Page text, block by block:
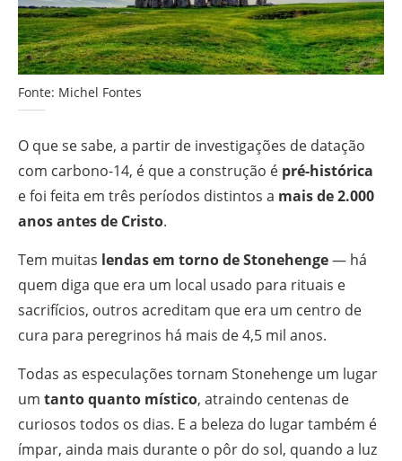
Fonte: Michel Fontes
O que se sabe, a partir de investigações de datação
com carbono-14, é que a construção é pré-histórica
e foi feita em três períodos distintos a mais de 2.000
anos antes de Cristo.
Tem muitas lendas em torno de Stonehenge— há
quem diga que era um local usado para rituais e
sacrifícios, outros acreditam que era um centro de
cura para peregrinos há mais de 4,5 mil anos.
Todas as especulações tornam Stonehenge um lugar
um tanto quanto místico, atraindo centenas de
curiosos todos os dias. E a beleza do lugar também é
ímpar, ainda mais durante o pôr do sol, quando a luz